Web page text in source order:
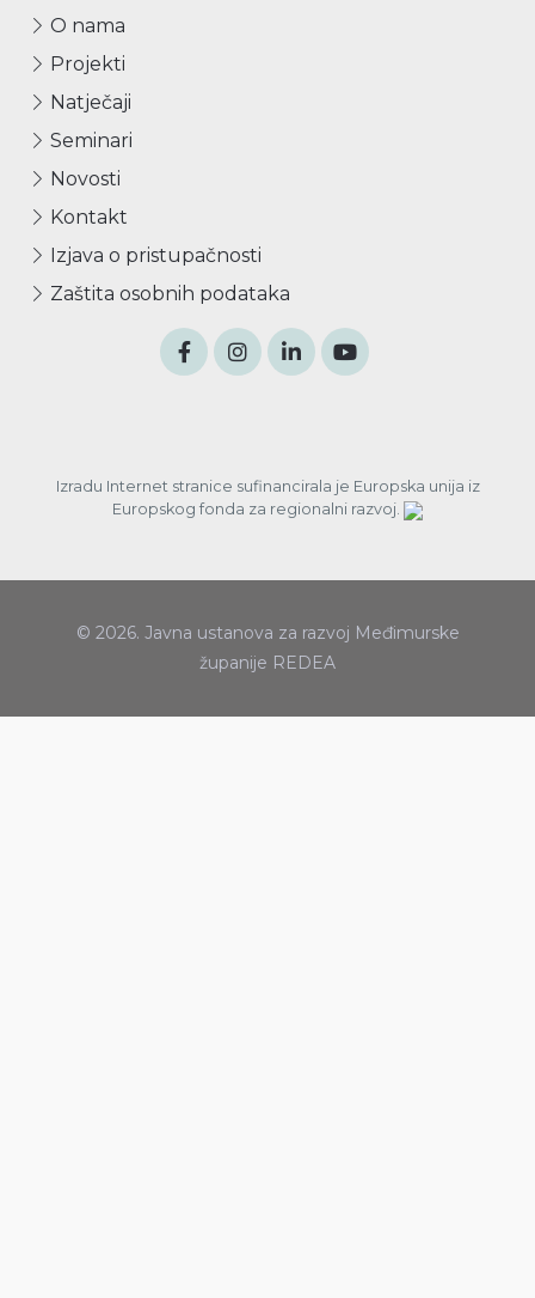
O nama
Projekti
Natječaji
Seminari
Novosti
Kontakt
Izjava o pristupačnosti
Zaštita osobnih podataka
Izradu Internet stranice sufinancirala je Europska unija iz
Europskog fonda za regionalni razvoj.
© 2026. Javna ustanova za razvoj Međimurske
županije REDEA